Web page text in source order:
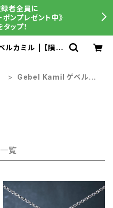
者全員に
ンプレゼント中》
ップ！
カミル | 【隕石
Gebel Kamil ゲベルカ
覧